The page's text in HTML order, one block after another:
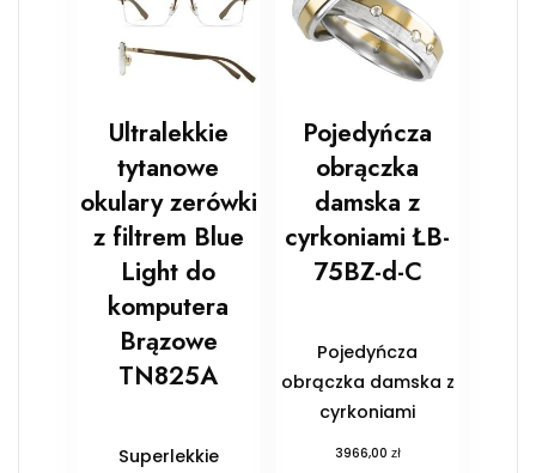
Ultralekkie
tytanowe
okulary zerówki
z filtrem Blue
Light do
komputera
Brązowe
TN825A
Superlekkie
Pojedyńcza
obrączka
damska z
cyrkoniami ŁB-
75BZ-d-C
Pojedyńcza
obrączka damska z
cyrkoniami
3966,00 zł